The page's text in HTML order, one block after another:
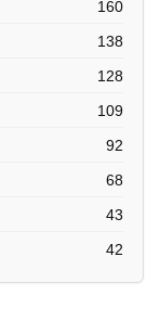
160
138
128
109
92
68
43
42